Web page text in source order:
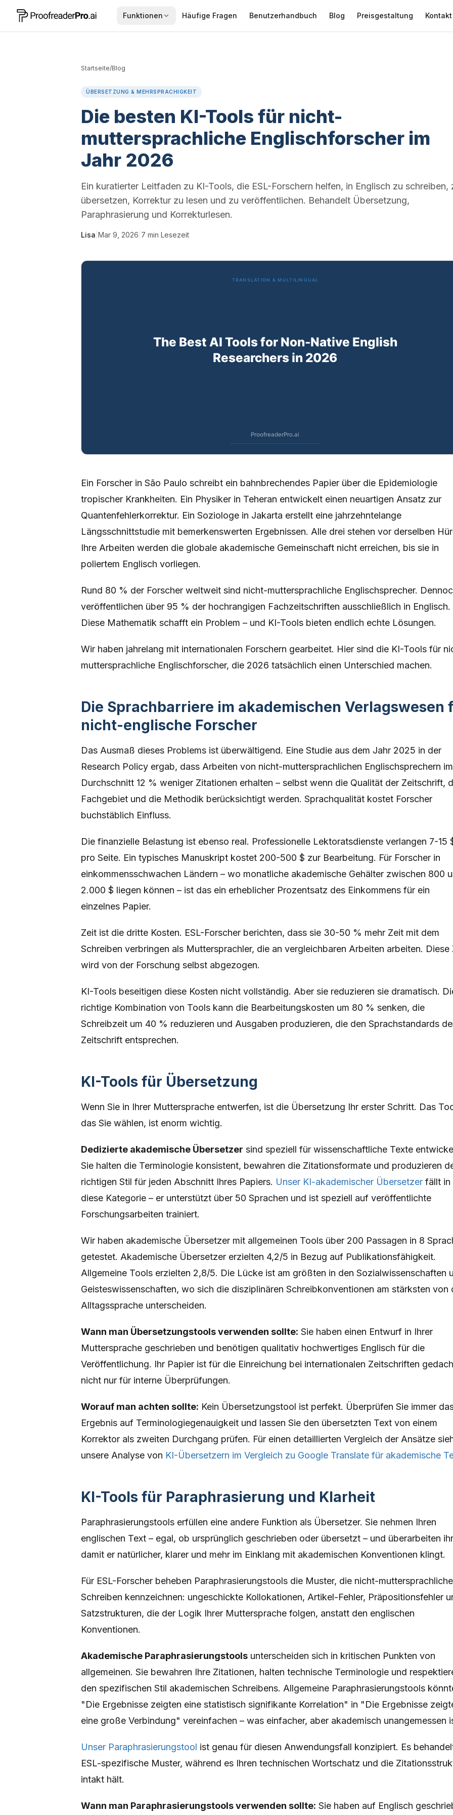
Funktionen Häufige Fragen Benutzerhandbuch Blog Preisgestaltung Kontakt
Startseite/Blog
ÜBERSETZUNG & MEHRSPRACHIGKEIT
Die besten KI-Tools für nicht-
muttersprachliche Englischforscher im
Jahr 2026
Ein kuratierter Leitfaden zu KI-Tools, die ESL-Forschern helfen, in Englisch zu schreiben,
übersetzen, Korrektur zu lesen und zu veröffentlichen. Behandelt Übersetzung,
Paraphrasierung und Korrekturlesen.
Lisa Mar 9, 2026 7 min Lesezeit
Ein Forscher in São Paulo schreibt ein bahnbrechendes Papier über die Epidemiologie
tropischer Krankheiten. Ein Physiker in Teheran entwickelt einen neuartigen Ansatz zur
Quantenfehlerkorrektur. Ein Soziologe in Jakarta erstellt eine jahrzehntelange
Längsschnittstudie mit bemerkenswerten Ergebnissen. Alle drei stehen vor derselben
Ihre Arbeiten werden die globale akademische Gemeinschaft nicht erreichen, bis sie in
poliertem Englisch vorliegen.
Rund 80 % der Forscher weltweit sind nicht-muttersprachliche Englischsprecher.
veröffentlichen über 95 % der hochrangigen Fachzeitschriften ausschließlich in Englisch.
Diese Mathematik schafft ein Problem – und KI-Tools bieten endlich echte Lösungen.
Wir haben jahrelang mit internationalen Forschern gearbeitet. Hier sind die KI-Tools für
muttersprachliche Englischforscher, die 2026 tatsächlich einen Unterschied machen.
Die Sprachbarriere im akademischen Verlagswesen
nicht-englische Forscher
Das Ausmaß dieses Problems ist überwältigend. Eine Studie aus dem Jahr 2025 in der
Research Policy ergab, dass Arbeiten von nicht-muttersprachlichen Englischsprechern im
Durchschnitt 12 % weniger Zitationen erhalten – selbst wenn die Qualität der Zeitschrift,
Fachgebiet und die Methodik berücksichtigt werden. Sprachqualität kostet Forscher
buchstäblich Einfluss.
Die finanzielle Belastung ist ebenso real. Professionelle Lektoratsdienste verlangen 7-15
pro Seite. Ein typisches Manuskript kostet 200-500 $ zur Bearbeitung. Für Forscher in
einkommensschwachen Ländern – wo monatliche akademische Gehälter zwischen 800
2.000 $ liegen können – ist das ein erheblicher Prozentsatz des Einkommens für ein
einzelnes Papier.
Zeit ist die dritte Kosten. ESL-Forscher berichten, dass sie 30-50 % mehr Zeit mit dem
Schreiben verbringen als Muttersprachler, die an vergleichbaren Arbeiten arbeiten. Diese
wird von der Forschung selbst abgezogen.
KI-Tools beseitigen diese Kosten nicht vollständig. Aber sie reduzieren sie dramatisch.
richtige Kombination von Tools kann die Bearbeitungskosten um 80 % senken, die
Schreibzeit um 40 % reduzieren und Ausgaben produzieren, die den Sprachstandards
Zeitschrift entsprechen.
KI-Tools für Übersetzung
Wenn Sie in Ihrer Muttersprache entwerfen, ist die Übersetzung Ihr erster Schritt. Das
das Sie wählen, ist enorm wichtig.
Dedizierte akademische Übersetzer sind speziell für wissenschaftliche Texte
Sie halten die Terminologie konsistent, bewahren die Zitationsformate und produzieren
richtigen Stil für jeden Abschnitt Ihres Papiers. Unser KI-akademischer Übersetzer fällt in
diese Kategorie – er unterstützt über 50 Sprachen und ist speziell auf veröffentlichte
Forschungsarbeiten trainiert.
Wir haben akademische Übersetzer mit allgemeinen Tools über 200 Passagen in 8
getestet. Akademische Übersetzer erzielten 4,2/5 in Bezug auf Publikationsfähigkeit.
Allgemeine Tools erzielten 2,8/5. Die Lücke ist am größten in den Sozialwissenschaften
Geisteswissenschaften, wo sich die disziplinären Schreibkonventionen am stärksten von
Alltagssprache unterscheiden.
Wann man Übersetzungstools verwenden sollte: Sie haben einen Entwurf in Ihrer
Muttersprache geschrieben und benötigen qualitativ hochwertiges Englisch für die
Veröffentlichung. Ihr Papier ist für die Einreichung bei internationalen Zeitschriften
nicht nur für interne Überprüfungen.
Worauf man achten sollte: Kein Übersetzungstool ist perfekt. Überprüfen Sie immer
Ergebnis auf Terminologiegenauigkeit und lassen Sie den übersetzten Text von einem
Korrektor als zweiten Durchgang prüfen. Für einen detaillierten Vergleich der Ansätze
unsere Analyse von KI-Übersetzern im Vergleich zu Google Translate für akademische
KI-Tools für Paraphrasierung und Klarheit
Paraphrasierungstools erfüllen eine andere Funktion als Übersetzer. Sie nehmen Ihren
englischen Text – egal, ob ursprünglich geschrieben oder übersetzt – und überarbeiten
damit er natürlicher, klarer und mehr im Einklang mit akademischen Konventionen klingt.
Für ESL-Forscher beheben Paraphrasierungstools die Muster, die nicht-
Schreiben kennzeichnen: ungeschickte Kollokationen, Artikel-Fehler, Präpositionsfehler
Satzstrukturen, die der Logik Ihrer Muttersprache folgen, anstatt den englischen
Konventionen.
Akademische Paraphrasierungstools unterscheiden sich in kritischen Punkten von
allgemeinen. Sie bewahren Ihre Zitationen, halten technische Terminologie und
den spezifischen Stil akademischen Schreibens. Allgemeine Paraphrasierungstools
"Die Ergebnisse zeigten eine statistisch signifikante Korrelation" in "Die Ergebnisse
eine große Verbindung" vereinfachen – was einfacher, aber akademisch unangemessen
Unser Paraphrasierungstool ist genau für diesen Anwendungsfall konzipiert. Es
ESL-spezifische Muster, während es Ihren technischen Wortschatz und die
intakt hält.
Wann man Paraphrasierungstools verwenden sollte: Sie haben auf Englisch